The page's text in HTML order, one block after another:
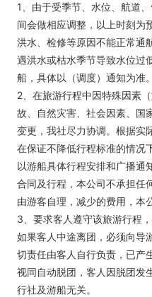
1、由于受季节、水位、航道
间会做相应调整，以上时刻为
洪水、检修等原因不能正常通
遇洪水或枯水季节导致水位过
船，具体以（调度）通知为准。
2、在旅游行程中因特殊因素
故、自然灾害、社会因素、国
变更，我社尽力协调。根据实
在保证不降低行程标准的情况
以游船具体行程安排和广播通
合同及行程，本公司不承担任
由游客自理，减少的费用，本
3、要求客人遵守该旅游行程
如果客人中途离团，必须向导
切责任由客人自行负责，已产
视同自动脱团，客人因脱团发
行社及游船无关。